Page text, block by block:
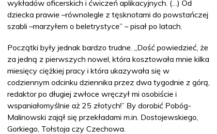
wykładów oficerskich i ćwiczeń aplikacyjnych. (…) Od
dziecka prawie –równolegle z tęsknotami do powstańczej
szabli –marzyłem o beletrystyce” – pisał po latach.
Początki były jednak bardzo trudne. „Dość powiedzieć, że
za jedną z pierwszych nowel, która kosztowała mnie kilka
miesięcy ciężkiej pracy i która ukazywała się w
codziennym odcinku dziennika przez dwa tygodnie z górą,
redaktor po długiej zwłoce wręczył mi osobiście i
wspaniałomyślnie aż 25 złotych!” By dorobić Pobóg-
Malinowski zajął się przekładami m.in. Dostojewskiego,
Gorkiego, Tołstoja czy Czechowa.